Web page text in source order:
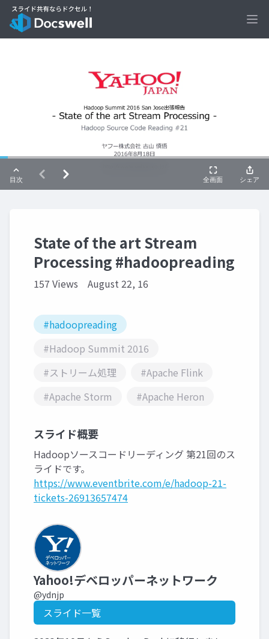
State of the art Stream
Processing #hadoopreading
157 Views August 22, 16
#hadoopreading
#Hadoop Summit 2016
#ストリーム処理
#Apache Flink
#Apache Storm
#Apache Heron
スライド概要
Hadoopソースコードリーディング 第21回のス
ライドです。
https://www.eventbrite.com/e/hadoop-21-
tickets-26913657474
Yahoo!デベロッパーネットワーク
@ydnjp
スライド一覧